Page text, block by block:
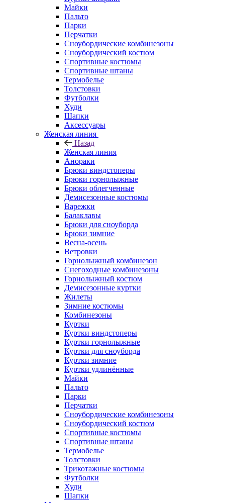
Майки
Пальто
Парки
Перчатки
Сноубордические комбинезоны
Сноубордический костюм
Спортивные костюмы
Спортивные штаны
Термобелье
Толстовки
Футболки
Худи
Шапки
Аксессуары
Женская линия
Назад
Женская линия
Анораки
Брюки виндстоперы
Брюки горнолыжные
Брюки облегченные
Демисезонные костюмы
Варежки
Балаклавы
Брюки для сноуборда
Брюки зимние
Весна-осень
Ветровки
Горнолыжный комбинезон
Снегоходные комбинезоны
Горнолыжный костюм
Демисезонные куртки
Жилеты
Зимние костюмы
Комбинезоны
Куртки
Куртки виндстоперы
Куртки горнолыжные
Куртки для сноуборда
Куртки зимние
Куртки удлинённые
Майки
Пальто
Парки
Перчатки
Сноубордические комбинезоны
Сноубордический костюм
Спортивные костюмы
Спортивные штаны
Термобелье
Толстовки
Трикотажные костюмы
Футболки
Худи
Шапки